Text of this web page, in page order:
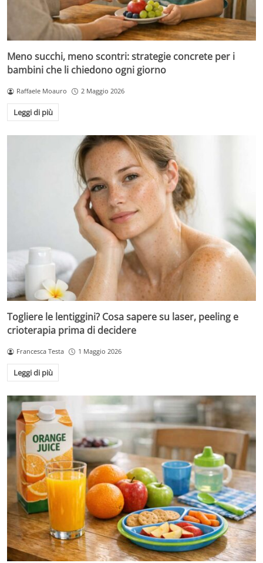
Meno succhi, meno scontri: strategie concrete per i
bambini che li chiedono ogni giorno
Raffaele Moauro 2 Maggio 2026
Leggi di più
Togliere le lentiggini? Cosa sapere su laser, peeling e
crioterapia prima di decidere
Francesca Testa 1 Maggio 2026
Leggi di più